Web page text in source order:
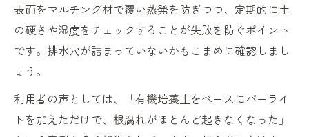
表面をマルチング材で覆い蒸発を防ぎつつ、定期的に土
の硬さや湿度をチェックすることが失敗を防ぐポイント
です。排水穴が詰まっていないかもこまめに確認しまし
ょう。
利用者の声としては、「有機培養土をベースにパーライ
トを加えただけで、根腐れがほとんど起きなくなった」